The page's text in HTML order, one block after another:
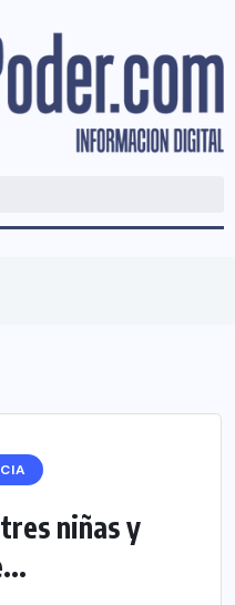
niñas y